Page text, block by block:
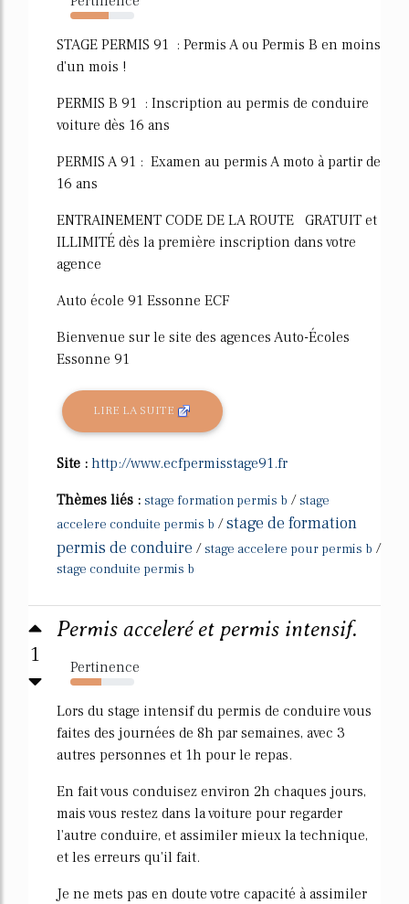
60%
STAGE PERMIS 91 : Permis A ou Permis B en moins
d'un mois !
PERMIS B 91 : Inscription au permis de conduire
voiture dès 16 ans
PERMIS A 91 : Examen au permis A moto à partir de
16 ans
ENTRAINEMENT CODE DE LA ROUTE GRATUIT et
ILLIMITÉ dès la première inscription dans votre
agence
Auto école 91 Essonne ECF
Bienvenue sur le site des agences Auto-Écoles
Essonne 91
LIRE LA SUITE
Site : http://www.ecfpermisstage91.fr
Thèmes liés : stage formation permis b /stage
accelere conduite permis b /stage de formation
permis de conduire /stage accelere pour permis b /
stage conduite permis b
1
Permis acceleré et permis intensif.
Pertinence
48%
Lors du stage intensif du permis de conduire vous
faites des journées de 8h par semaines, avec 3
autres personnes et 1h pour le repas.
En fait vous conduisez environ 2h chaques jours,
mais vous restez dans la voiture pour regarder
l'autre conduire, et assimiler mieux la technique,
et les erreurs qu'il fait.
Je ne mets pas en doute votre capacité à assimiler